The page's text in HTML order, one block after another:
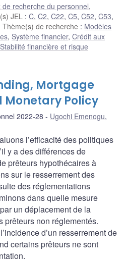
de recherche du personnel,
JEL :C,C2,C22,C5,C52,C53,
Thème(s) de recherche : Modèles
, Système financier, Crédit aux
Stabilité financière et risque
Mortgage
Monetary Policy
2022-28 Ugochi Emenogu,
l’efficacité des politiques
y a des différences de
prêteurs hypothécaires à
sur le resserrement des
des réglementations
dans quelle mesure
un déplacement de la
prêteurs non réglementés.
d’un resserrement de
certains prêteurs ne sont